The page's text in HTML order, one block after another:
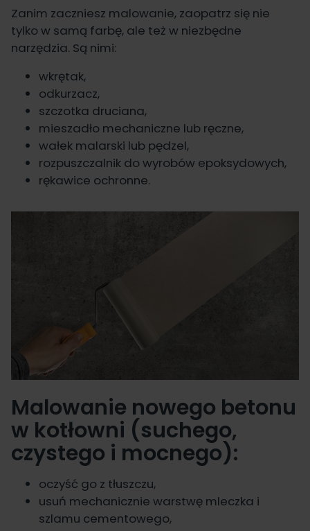
Zanim zaczniesz malowanie, zaopatrz się nie
tylko w samą farbę, ale też w niezbędne
narzędzia. Są nimi:
wkrętak,
odkurzacz,
szczotka druciana,
mieszadło mechaniczne lub ręczne,
wałek malarski lub pędzel,
rozpuszczalnik do wyrobów epoksydowych,
rękawice ochronne.
Malowanie nowego betonu
w kotłowni (suchego,
czystego i mocnego):
oczyść go z tłuszczu,
usuń mechanicznie warstwę mleczka i
szlamu cementowego,